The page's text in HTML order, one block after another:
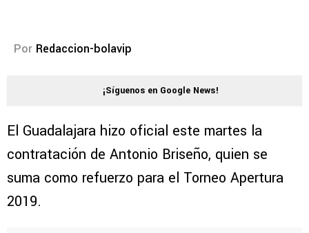
Por Redaccion-bolavip
¡Síguenos en Google News!
El Guadalajara hizo oficial este martes la
contratación de Antonio Briseño, quien se
suma como refuerzo para el Torneo Apertura
2019.